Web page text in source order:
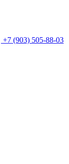
+7 (903) 505-88-03